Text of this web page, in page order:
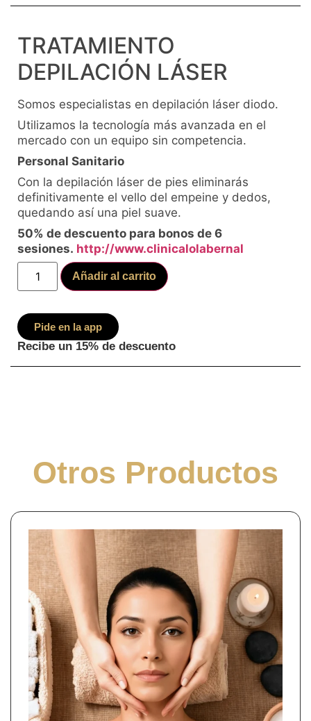
TRATAMIENTO
DEPILACIÓN LÁSER
Somos especialistas en depilación láser diodo.
Utilizamos la tecnología más avanzada en el
mercado con un equipo sin competencia.
Personal Sanitario
Con la depilación láser de pies eliminarás
definitivamente el vello del empeine y dedos,
quedando así una piel suave.
50% de descuento para bonos de 6
sesiones. http://www.clinicalolabernal
Añadir al carrito
Pide en la app
Recibe un 15% de descuento
Otros Productos